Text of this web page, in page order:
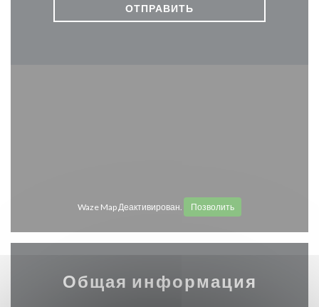
Waze Map Деактивирован. Позволить
Общая информация